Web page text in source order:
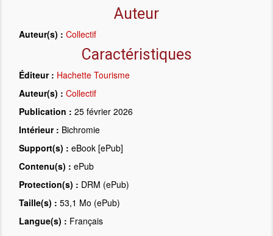
Auteur
Auteur(s) : Collectif
Caractéristiques
Éditeur : Hachette Tourisme
Auteur(s) : Collectif
Publication : 25 février 2026
Intérieur : Bichromie
Support(s) : eBook [ePub]
Contenu(s) : ePub
Protection(s) : DRM (ePub)
Taille(s) : 53,1 Mo (ePub)
Langue(s) : Français